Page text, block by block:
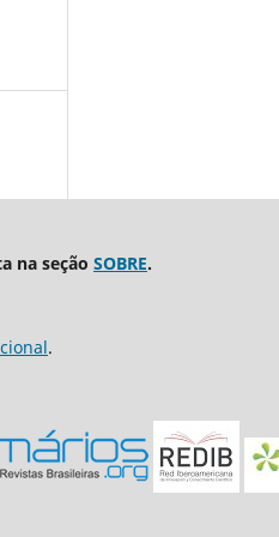
na seção SOBRE.
.